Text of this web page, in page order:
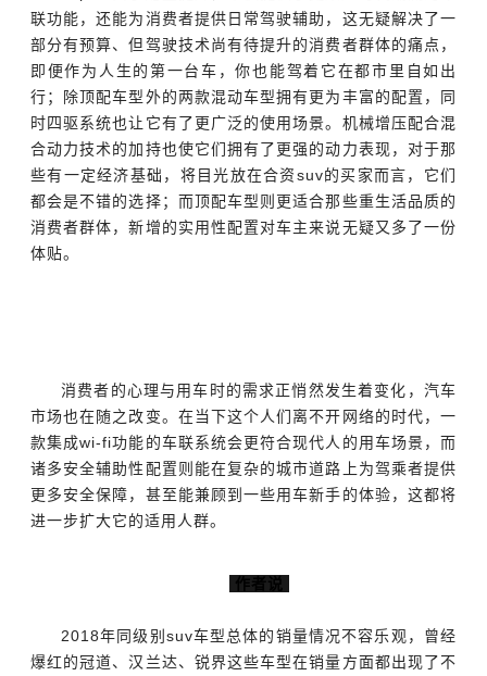
联功能，还能为消费者提供日常驾驶辅助，这无疑解决了一
部分有预算、但驾驶技术尚有待提升的消费者群体的痛点，
即便作为人生的第一台车，你也能驾着它在都市里自如出
行；除顶配车型外的两款混动车型拥有更为丰富的配置，同
时四驱系统也让它有了更广泛的使用场景。机械增压配合混
合动力技术的加持也使它们拥有了更强的动力表现，对于那
些有一定经济基础，将目光放在合资suv的买家而言，它们
都会是不错的选择；而顶配车型则更适合那些重生活品质的
消费者群体，新增的实用性配置对车主来说无疑又多了一份
体贴。
消费者的心理与用车时的需求正悄然发生着变化，汽车
市场也在随之改变。在当下这个人们离不开网络的时代，一
款集成wi-fi功能的车联系统会更符合现代人的用车场景，而
诸多安全辅助性配置则能在复杂的城市道路上为驾乘者提供
更多安全保障，甚至能兼顾到一些用车新手的体验，这都将
进一步扩大它的适用人群。
作者说
2018年同级别suv车型总体的销量情况不容乐观，曾经
爆红的冠道、汉兰达、锐界这些车型在销量方面都出现了不